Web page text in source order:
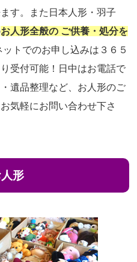
す。また日本人形・羽子
お人形全般の ご供養・処分を
ットでのお申し込みは３６５
受付可能！日中はお電話で
遺品整理など、お人形のご
気軽にお問い合わせ下さ
人形